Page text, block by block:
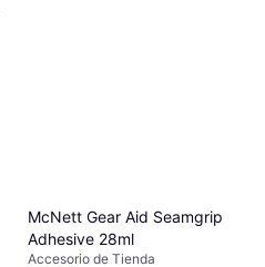
McNett Gear Aid Seamgrip
Adhesive 28ml
Accesorio de Tienda